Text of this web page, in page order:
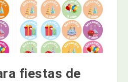
fiestas de